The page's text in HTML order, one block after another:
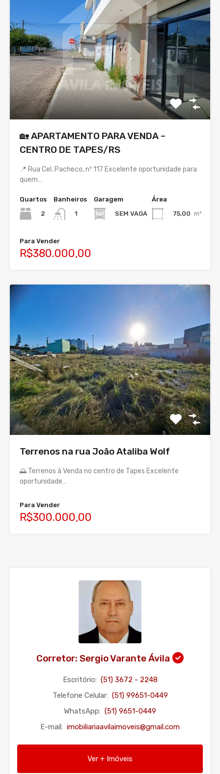
🏡 APARTAMENTO PARA VENDA –
CENTRO DE TAPES/RS
📍 Rua Cel. Pacheco, nº 117 Excelente oportunidade para
quem…
Quartos
2
Banheiros
1
Garagem
SEM VAGA
Área
75,00 m²
Para Vender
R$380.000,00
Terrenos na rua João Ataliba Wolf
🌅 Terrenos à Venda no centro de Tapes Excelente
oportunidade…
Para Vender
R$300.000,00
Corretor: Sergio Varante Ávila
Escritório: (51) 3672 - 2248
Telefone Celular: (51) 99651-0449
WhatsApp: (51) 9651-0449
E-mail: imobiliariaavilaimoveis@gmail.com
Ver + Imóveis